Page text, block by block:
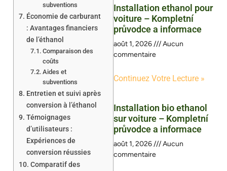
subventions
Économie de carburant
: Avantages financiers
de l’éthanol
Comparaison des
coûts
Aides et
subventions
Entretien et suivi après
conversion à l’éthanol
Témoignages
d’utilisateurs :
Expériences de
conversion réussies
Comparatif des
Installation ethanol pour
voiture – Kompletní
průvodce a informace
août 1, 2026
Aucun
commentaire
Continuez Votre Lecture »
Installation bio ethanol
sur voiture – Kompletní
průvodce a informace
août 1, 2026
Aucun
commentaire